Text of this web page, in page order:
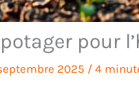
pour
2025 / 4